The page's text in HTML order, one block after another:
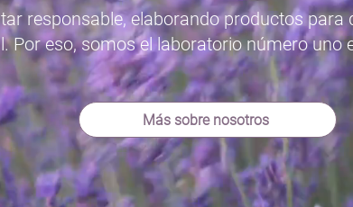
responsable, elaborando productos para
Por eso, somos el laboratorio número uno
Más sobre nosotros